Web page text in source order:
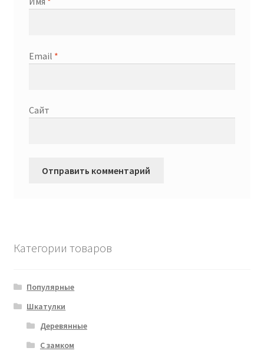
Email *
Сайт
Категории товаров
Популярные
Шкатулки
Деревянные
С замком